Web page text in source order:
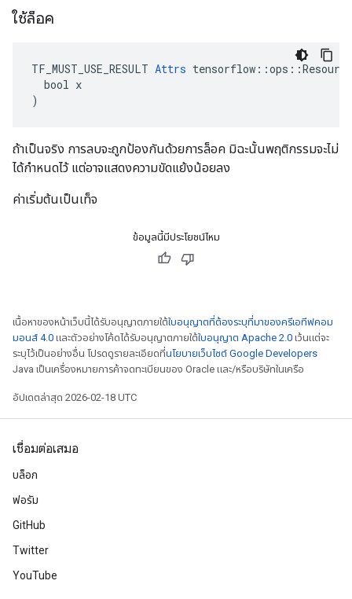
ใช้ล็อค
TF_MUST_USE_RESULT Attrs
  bool x
)
ถ้าเป็นจริง การลบจะถูกป้องกันด้วยการล็อค มิฉะนั้นพฤติกรรมจะไม่
ได้กำหนดไว้ แต่อาจแสดงความขัดแย้งน้อยลง
ค่าเริ่มต้นเป็นเท็จ
ข้อมูลนี้มีประโยชน์ไหม
เนื้อหาของหน้าเว็บนี้ได้รับอนุญาตภายใต้ใบอนุญาตที่ต้องระบุที่มาของครีเอทีฟคอม
มอนส์ 4.0 และตัวอย่างโค้ดได้รับอนุญาตภายใต้ใบอนุญาต Apache 2.0 เว้นแต่จะ
ระบุไว้เป็นอย่างอื่น โปรดดูรายละเอียดที่นโยบายเว็บไซต์ Google Developers
Java เป็นเครื่องหมายการค้าจดทะเบียนของ Oracle และ/หรือบริษัทในเครือ
อัปเดตล่าสุด 2026-02-18 UTC
เชื่อมต่อเสมอ
บล็อก
ฟอรัม
GitHub
Twitter
YouTube